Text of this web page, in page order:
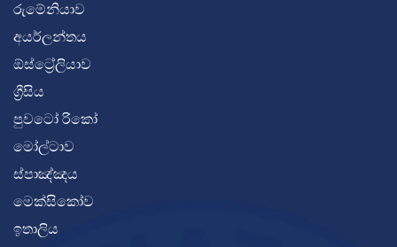
රුමේනියාව
අයර්ලන්තය
ඕස්ට්‍රේලියාව
ග්‍රීසිය
පුවටෝ රිකෝ
මෝල්ටාව
ස්පාඤ්ඤය
මෙක්සිකෝව
ඉතාලිය